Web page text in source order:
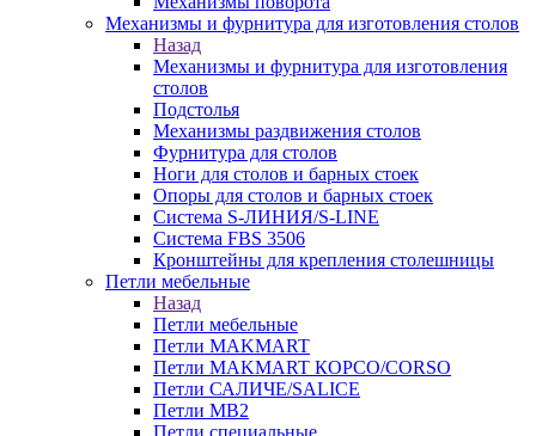
Механизмы и фурнитура для изготовления столов
Назад
Механизмы и фурнитура для изготовления
столов
Подстолья
Механизмы раздвижения столов
Фурнитура для столов
Ноги для столов и барных стоек
Опоры для столов и барных стоек
Система S-ЛИНИЯ/S-LINE
Система FBS 3506
Кронштейны для крепления столешницы
Петли мебельные
Назад
Петли мебельные
Петли MAKMART
Петли MAKMART КОРСО/CORSO
Петли САЛИЧЕ/SALICE
Петли MB2
Петли специальные